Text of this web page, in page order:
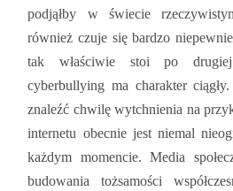
podjąłby w świecie
również czuje się bardzo
tak właściwie stoi po
cyberbullying ma charakter
znaleźć chwilę wytchnienia na
internetu obecnie jest niemal
każdym momencie. Media
budowania tożsamości